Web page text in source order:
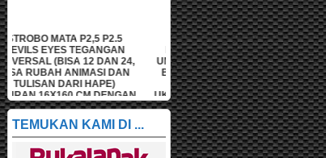
STROBO MATA P2,5 P2.5
DEVILS EYES TEGANGAN
UNIVERSAL (BISA 12 DAN 24,
BISA RUBAH ANIMASI DAN
TULISAN DARI HAPE)
UKURAN 16X128 CM DENGAN
BOX 20X132 CM
STROBO MATA P2,5 P2.5
DEVILS EYES TEGANGAN
UNIVERSAL (BISA 12 DAN 24,
BISA RUBAH ANIMASI DAN
TULISAN DARI HAPE)
UKURAN 16X96 CM DENGAN
BOX 20X100 CM
TEMUKAN KAMI DI ...